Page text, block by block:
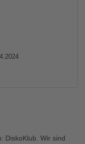
DiskoKlub. Wir sind